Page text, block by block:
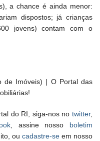
a chance é ainda menor:
dispostos; já crianças
jovens) contam com o
de Imóveis) | O Portal das
do RI, siga-nos no twitter,
, assine nosso boletim
ou cadastre-seem nosso